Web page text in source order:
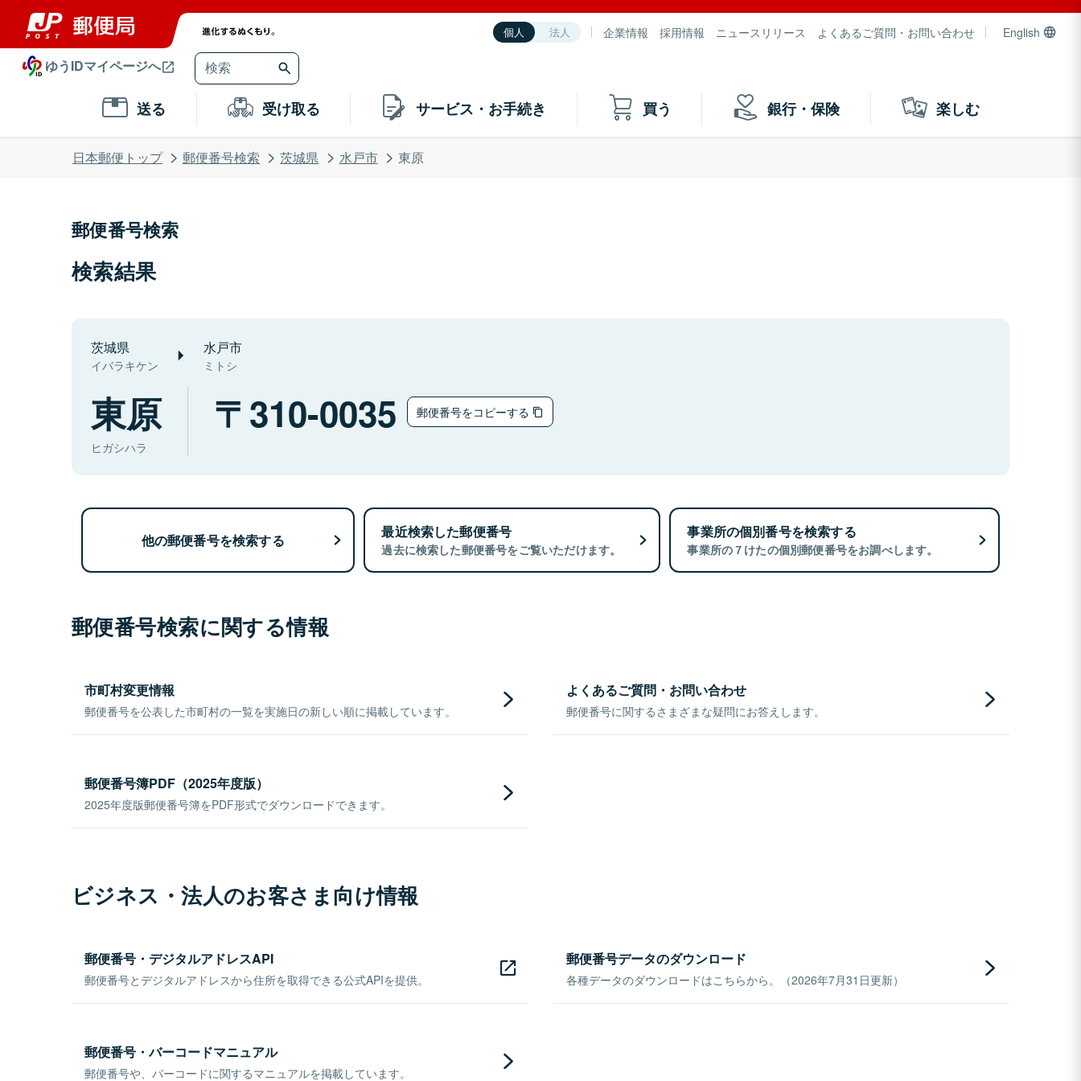
個人 法人 企業情報 採用情報 ニュースリリース よくあるご質問・お問い合わせ English
ゆうIDマイページへ
送る 受け取る サービス・お手続き 買う 銀行・保険 楽しむ
日本郵便トップ 郵便番号検索 茨城県 水戸市 東原
郵便番号検索
検索結果
茨城県
イバラキケン
水戸市
ミトシ
東原
ヒガシハラ
310-0035 郵便番号をコピーする
他の郵便番号を検索する 最近検索した郵便番号
過去に検索した郵便番号をご覧いただけます。
事業所の個別番号を検索する
事業所の７けたの個別郵便番号をお調べします。
郵便番号検索に関する情報
市町村変更情報
郵便番号を公表した市町村の一覧を実施日の新しい順に掲載しています。
よくあるご質問・お問い合わせ
郵便番号に関するさまざまな疑問にお答えします。
郵便番号簿PDF（2025年度版）
2025年度版郵便番号簿をPDF形式でダウンロードできます。
ビジネス・法人のお客さま向け情報
郵便番号・デジタルアドレスAPI
郵便番号とデジタルアドレスから住所を取得できる公式APIを提供。
郵便番号データのダウンロード
各種データのダウンロードはこちらから。（2026年7月31日更新）
郵便番号・バーコードマニュアル
郵便番号や、バーコードに関するマニュアルを掲載しています。